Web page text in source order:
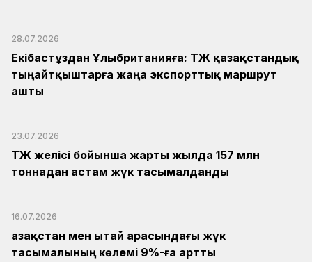
28.07.2026
Екібастұздан Ұлыбританияға: ҚТЖ қазақстандық
тыңайтқыштарға жаңа экспорттық маршрут
ашты
23.07.2026
ҚТЖ желісі бойынша жарты жылда 157 млн
тоннадан астам жүк тасымалданды
16.07.2026
Қазақстан мен Қытай арасындағы жүк
тасымалының көлемі 9%-ға артты